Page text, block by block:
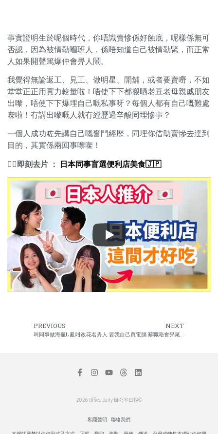
事實證明生於呢個時代，你唔識賣慘係好蝕底，呢樣係無可
否認，因為被情勒嗰班人，係唔知道自己被情勒緊，而正常
人如果開聲篤爆仲會畀人鬧。
我覺得無論返工、見工、做明星、開舖，或者要賣嘢，不如
堂堂正正用實力較量啦！唔使下下都搬晒老豆老母親戚朋友
出嚟，唔使下下爆埋自己嘅私事呀？每個人都有自己嘅難處
㗎啦！冇講出嚟嘅人就冇經歷過辛酸同埋慘事？
一個人成功咗先講自己嘅奮鬥經歷，同埋你借助賣慘去達到
目的，其實係兩回事嚟㗎！
👇🏻 即刻去片 ： 日本同事盲選便利店美食🇯🇵
PREVIOUS
叫同事做海龜L 亂咁改花名畀人
NEXT
2026 Office Daily 辦公室日報©
私隱聲明 聯絡我們